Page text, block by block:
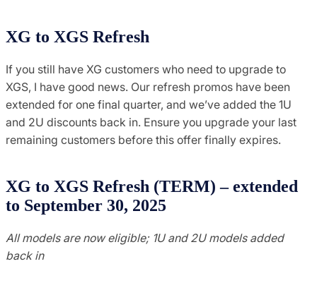
XG to XGS Refresh
If you still have XG customers who need to upgrade to
XGS, I have good news. Our refresh promos have been
extended for one final quarter, and we’ve added the 1U
and 2U discounts back in. Ensure you upgrade your last
remaining customers before this offer finally expires.
XG to XGS Refresh (TERM) – extended
to September 30, 2025
All models are now eligible; 1U and 2U models added
back in